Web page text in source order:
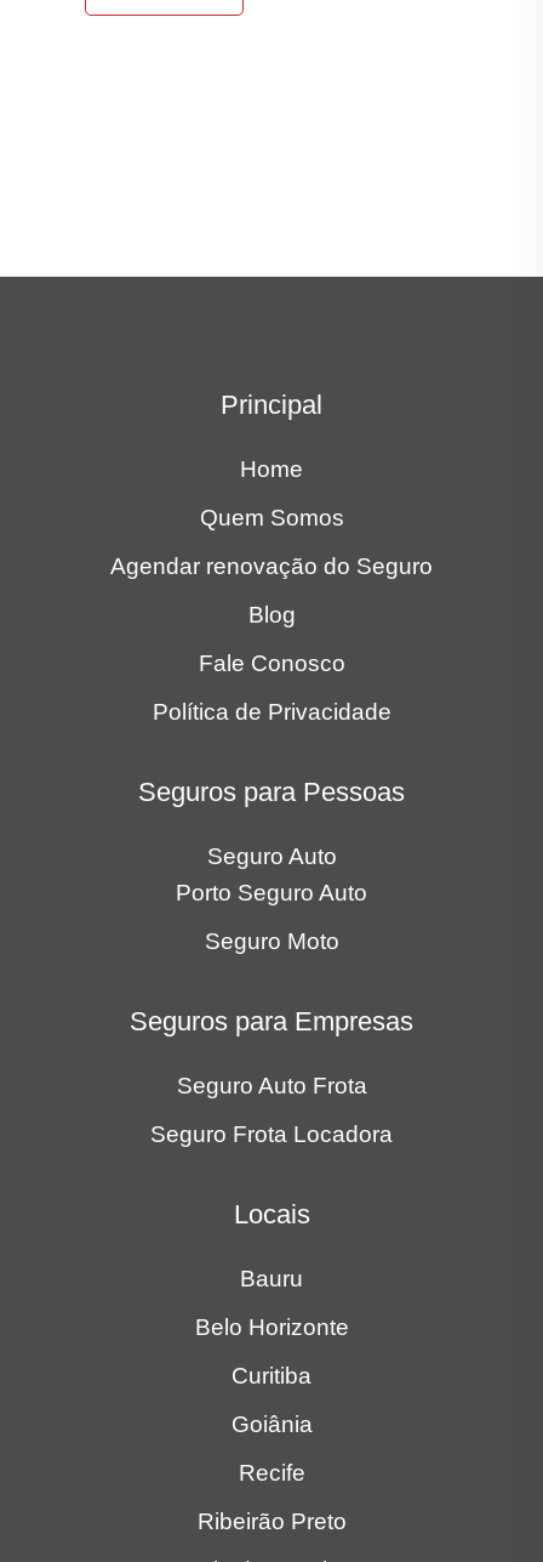
Principal
Home
Quem Somos
Agendar renovação do Seguro
Blog
Fale Conosco
Política de Privacidade
Seguros para Pessoas
Seguro Auto
Porto Seguro Auto
Seguro Moto
Seguros para Empresas
Seguro Auto Frota
Seguro Frota Locadora
Locais
Bauru
Belo Horizonte
Curitiba
Goiânia
Recife
Ribeirão Preto